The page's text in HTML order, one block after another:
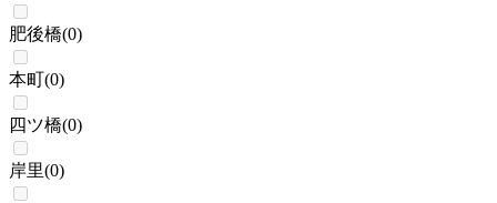
肥後橋(0)
本町(0)
四ツ橋(0)
岸里(0)